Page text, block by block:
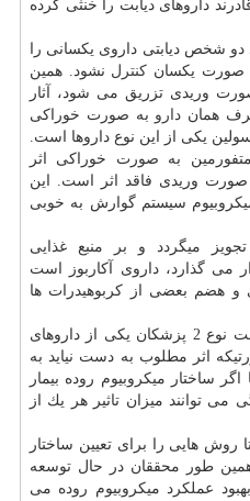
داروهای دیابت را خنثی كرده
شخص دیابتی داروی یكسانی را
صورت یكسان كنترل نشود. همین
وریدی تزریق می شود، آثار
همان دارو به صورت خوراكی
یكی از این نوع داروها است.
به صورت خوراكی اثر
وریدی فاقد اثر است. این
سیستم گوارش به خوبی
میگردد و بر منبع غذایی
می گذارد، داروی آكاربوز است
هضم بعضی از كربوهیدرات ها
در حال حاضر سپس تشخیص دیابت نوع 2 پزشكان یكی از داروهای
اثر مطلوب به دست نیاید به
ساختار میكروبیوم روده بیمار
می توانند میزان تاثیر هر یك از
روش هایی را برای تعیین ساختار
همین طور محققان در حال توسعه
عملكرد میكروبیوم روده می